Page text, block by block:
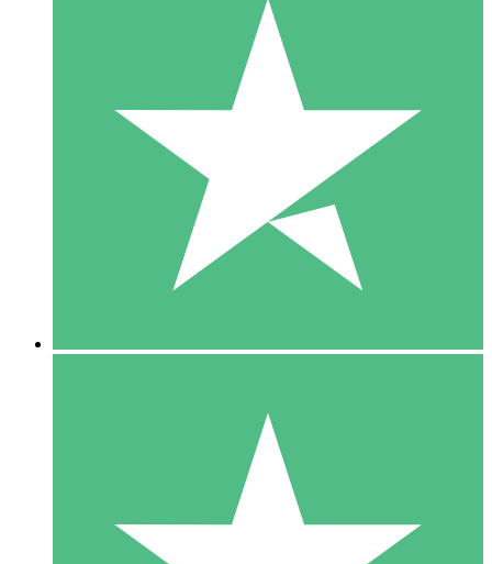
Individuele Creditpakketten
Betaal per gebruik met downloadtegoeden. Geen maandelijkse
1000
10 Downloaden
20 00